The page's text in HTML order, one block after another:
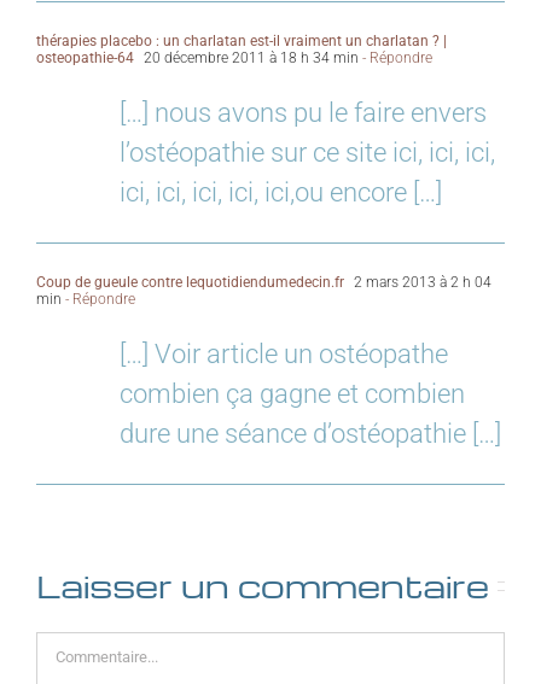
thérapies placebo : un charlatan est-il vraiment un charlatan ? |
osteopathie-64 20 décembre 2011 à 18 h 34 min - Répondre
[…] nous avons pu le faire envers
l’ostéopathie sur ce site ici, ici, ici,
ici, ici, ici, ici, ici,ou encore […]
Coup de gueule contre lequotidiendumedecin.fr 2 mars 2013 à 2 h 04
min - Répondre
[…] Voir article un ostéopathe
combien ça gagne et combien
dure une séance d’ostéopathie […]
Laisser un commentaire
Commentaire